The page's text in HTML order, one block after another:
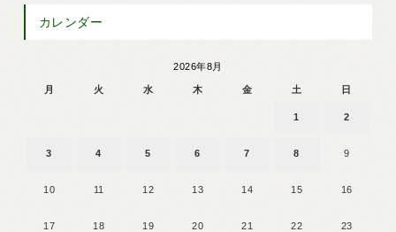
カレンダー
2026年8月
月 火 水 木 金 土 日
1 2
3 4 5 6 7 8 9
10 11 12 13 14 15 16
17 18 19 20 21 22 23